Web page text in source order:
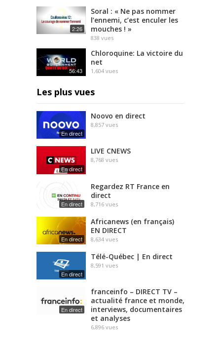
2:26
Soral : « Ne pas nommer
l’ennemi, c’est enculer les
mouches ! »
838 vues
56:43
Chloroquine: La victoire du
net
1,604 vues
Les plus vues
En direct
Noovo en direct
8,857 vues
En direct
LIVE CNEWS
8,768 vues
En direct
Regardez RT France en
direct
8,716 vues
En direct
Africanews (en français)
EN DIRECT
8,634 vues
En direct
Télé-Québec | En direct
8,591 vues
En direct
franceinfo – DIRECT TV –
actualité france et monde,
interviews, documentaires
et analyses
6,896 vues